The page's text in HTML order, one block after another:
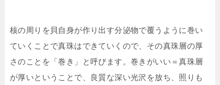
核の周りを貝自身が作り出す分泌物で覆うように巻い
ていくことで真珠はできていくので、その真珠層の厚
さのことを「巻き」と呼びます。巻きがいい＝真珠層
が厚いということで、良質な深い光沢を放ち、照りも